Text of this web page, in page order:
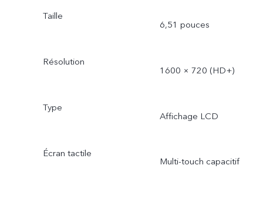
Taille
6,51 pouces
Résolution
1600 × 720 (HD+)
Type
Affichage LCD
Écran tactile
Multi-touch capacitif